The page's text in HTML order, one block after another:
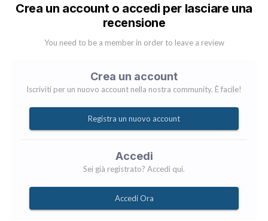
Crea un account o accedi per lasciare una
recensione
You need to be a member in order to leave a review
Crea un account
Iscriviti per un nuovo account nella nostra community. È facile!
Registra un nuovo account
Accedi
Sei già registrato? Accedi qui.
Accedi Ora